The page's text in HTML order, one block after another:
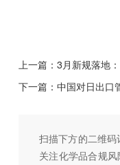
上一篇： 3月新规落地：
下一篇： 中国对日出口
扫描下方的二维码
关注化学品合规